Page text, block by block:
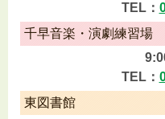
TEL：
千早音楽・演劇練習場
TEL：
東図書館